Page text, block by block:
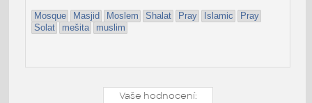
Mosque Masjid Moslem Shalat Pray Islamic
Pray
Solat
mešita muslim
Vaše hodnocení: